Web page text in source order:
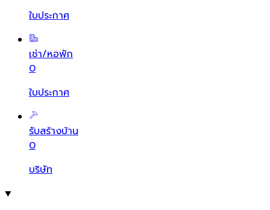
ใบประกาศ
เช่า/หอพัก
0
ใบประกาศ
รับสร้างบ้าน
0
บริษัท